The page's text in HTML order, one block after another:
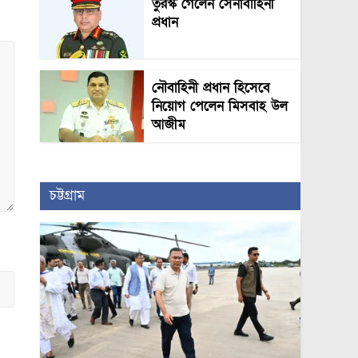
প্রধান
নৌবাহিনী প্রধান হিসেবে
নিয়োগ পেলেন মিসবাহ উল
আজীম
চট্টগ্রাম